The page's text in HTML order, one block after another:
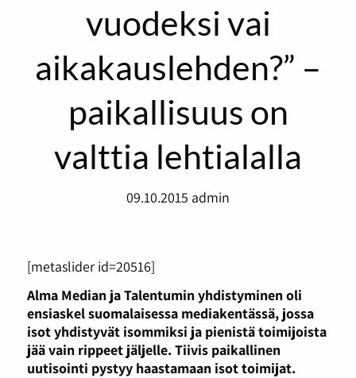
vuodeksi vai
aikakauslehden?” –
paikallisuus on
valttia lehtialalla
09.10.2015 admin
[metaslider id=20516]
Alma Median ja Talentumin yhdistyminen oli
ensiaskel suomalaisessa mediakentässä, jossa
isot yhdistyvät isommiksi ja pienistä toimijoista
jää vain rippeet jäljelle. Tiivis paikallinen
uutisointi pystyy haastamaan isot toimijat.